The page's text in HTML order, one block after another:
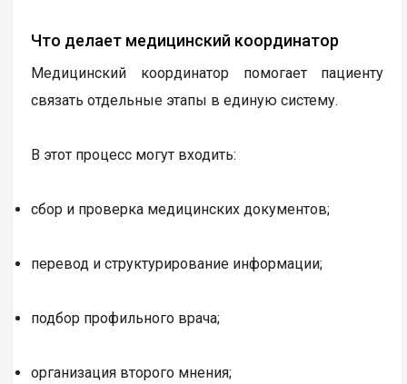
Что делает медицинский координатор
Медицинский координатор помогает пациенту
связать отдельные этапы в единую систему.
В этот процесс могут входить:
сбор и проверка медицинских документов;
перевод и структурирование информации;
подбор профильного врача;
организация второго мнения;